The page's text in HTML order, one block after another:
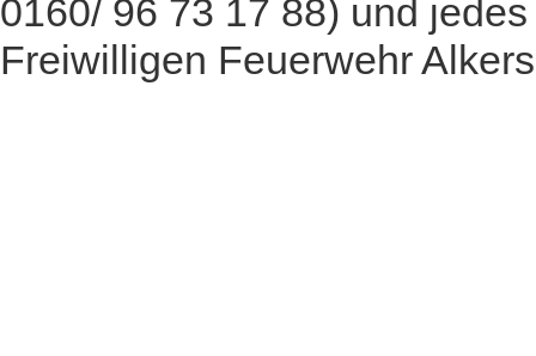
0160/ 96 73 17 88) und
Freiwilligen Feuerwehr